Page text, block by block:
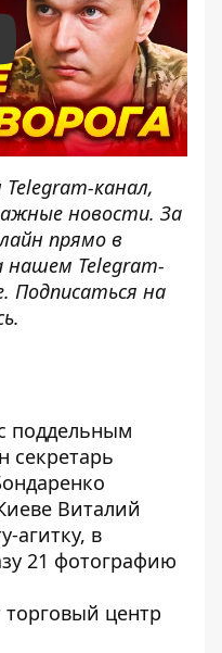
Telegram-канал,
новости. За
прямо в
нашем Telegram-
. Подписаться на
.
поддельным
секретарь
Виталий
агитку, в
21 фотографию
центр